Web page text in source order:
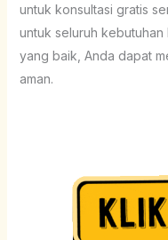
untuk konsultasi gratis
untuk seluruh kebutuhan
yang baik, Anda dapat
aman.